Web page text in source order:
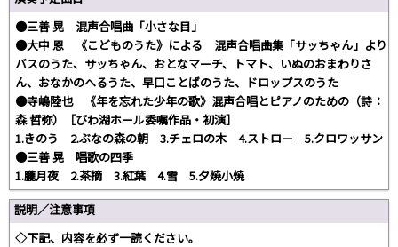
●三善 晃 混声合唱曲「小さな目」
●大中 恩 《こどものうた》による 混声合唱曲集「サッちゃん」より
バスのうた、サッちゃん、おとなマーチ、トマト、いぬのおまわりさ
ん、おなかのへるうた、早口ことばのうた、ドロップスのうた
●寺嶋陸也 《年を忘れた少年の歌》混声合唱とピアノのための（詩：
森 哲弥）［びわ湖ホール委嘱作品・初演］
1.きのう 2.ぶなの森の朝 3.チェロの木 4.ストロー 5.クロワッサン
●三善 晃 唱歌の四季
1.朧月夜 2.茶摘 3.紅葉 4.雪 5.夕焼小焼
説明／注意事項
◇下記、内容を必ず一読ください。